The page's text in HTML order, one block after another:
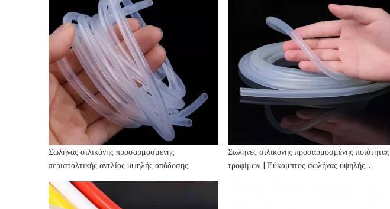
Σωλήνας σιλικόνης προσαρμοσμένης
περισταλτικής αντλίας υψηλής απόδοσης
Σωλήνες σιλικόνης προσαρμοσμένης ποιότητας
τροφίμων | Εύκαμπτος σωλήνας υψηλής